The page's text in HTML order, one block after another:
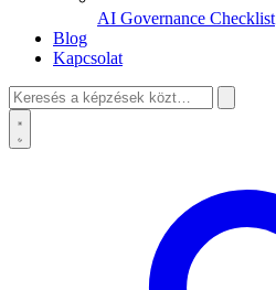
AI Governance Checklist
Blog
Kapcsolat